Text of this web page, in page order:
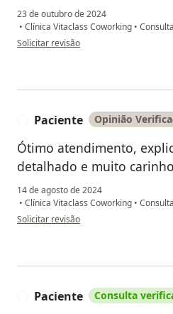
23 de outubro de 2024
• Clínica Vitaclass Coworking •
na opinião do utilizador Graziela
Solicitar revisão
Paciente Opinião
Ótimo atendimento,
detalhado e muito
14 de agosto de 2024
• Clínica Vitaclass Coworking •
na opinião do utilizador Paciente
Solicitar revisão
Paciente Consulta